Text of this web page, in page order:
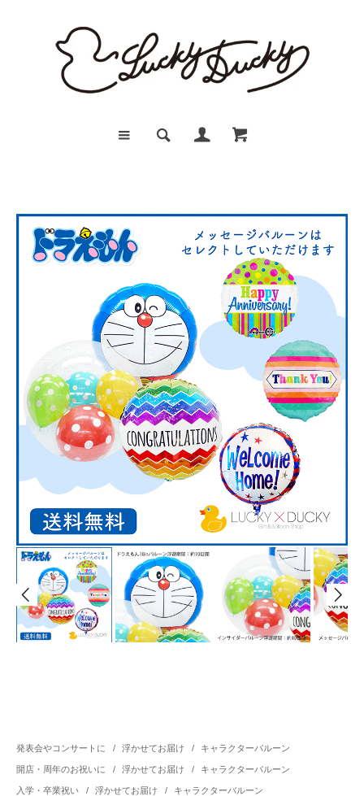
発表会やコンサートに / 浮かせてお届け / キャラクターバルーン
開店・周年のお祝いに / 浮かせてお届け / キャラクターバルーン
入学・卒業祝い / 浮かせてお届け / キャラクターバルーン